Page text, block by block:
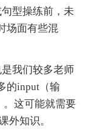
型操练前，未
场面有些混
我们较多老师
的input（输
。这可能就需要
外知识。